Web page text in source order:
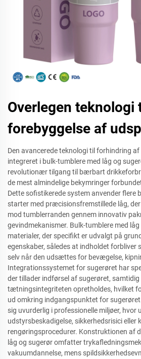
Overlegen teknologi
forebyggelse af
Den avancerede teknologi til forhindring
integreret i bulk-tumblere med låg og
revolutionær tilgang til bærbart
de mest almindelige bekymringer
Dette sofistikerede system anvender flere
starter med præcisionsfremstillede låg,
mod tumblerranden gennem innovativ
gevindmekanismer. Bulk-tumblere med
materialer, der specifikt er udvalgt på
egenskaber, således at indholdet forbliver
selv når den udsættes for bevægelse,
Integrationssystemet for sugerøret har
der tillader indførsel af sugerøret, samtidig
tætningsintegriteten opretholdes, hvilket
ud omkring indgangspunktet for
sig uvurderlig i professionelle miljøer, hvor
udstyrsbeskadigelse, sikkerhedsrisici eller
rengøringsprocedurer. Konstruktionen af
låg og sugerør omfatter
vakuumdannelse, mens